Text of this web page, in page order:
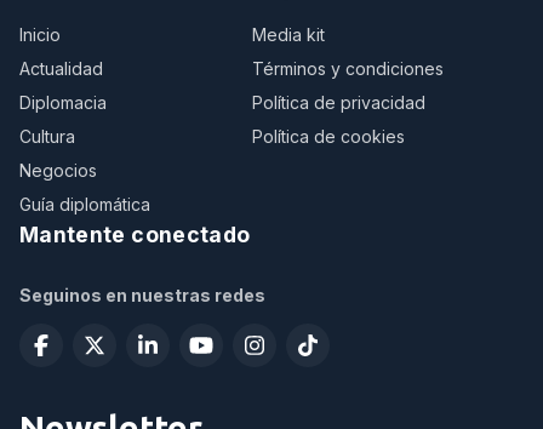
Inicio
Actualidad
Diplomacia
Cultura
Negocios
Guía diplomática
Media kit
Términos y condiciones
Política de privacidad
Política de cookies
Mantente conectado
Seguinos en nuestras redes